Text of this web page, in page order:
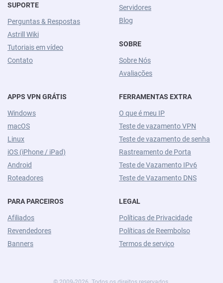
SUPORTE
Perguntas & Respostas
Astrill Wiki
Tutoriais em vídeo
Contato
Servidores
Blog
SOBRE
Sobre Nós
Avaliações
APPS VPN GRÁTIS
Windows
macOS
Linux
iOS (iPhone / iPad)
Android
Roteadores
PARA PARCEIROS
Afiliados
Revendedores
Banners
FERRAMENTAS EXTRA
O que é meu IP
Teste de vazamento VPN
Teste de vazamento de senha
Rastreamento de Porta
Teste de Vazamento IPv6
Teste de Vazamento DNS
LEGAL
Políticas de Privacidade
Políticas de Reembolso
Termos de serviço